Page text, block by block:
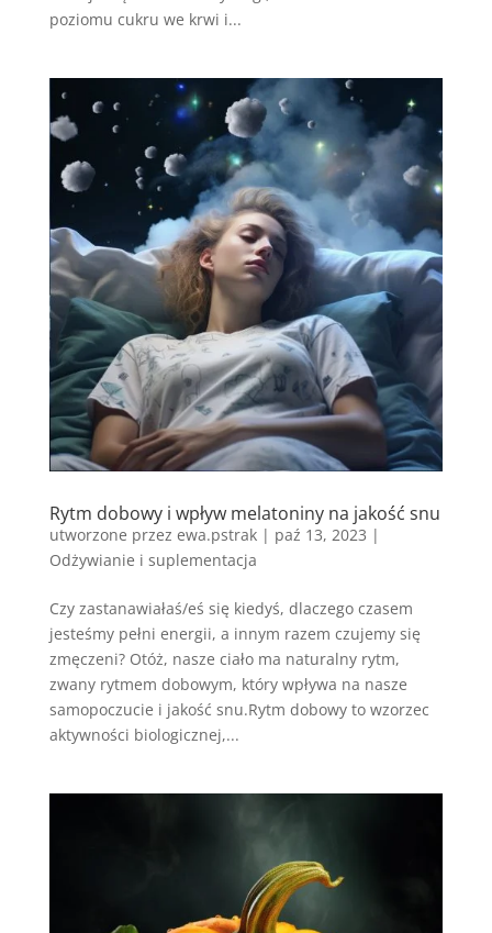
poziomu cukru we krwi i...
Rytm dobowy i wpływ melatoniny na jakość snu
utworzone przez ewa.pstrak| paź 13, 2023 |
Odżywianie i suplementacja
Czy zastanawiałaś/eś się kiedyś, dlaczego czasem
jesteśmy pełni energii, a innym razem czujemy się
zmęczeni? Otóż, nasze ciało ma naturalny rytm,
zwany rytmem dobowym, który wpływa na nasze
samopoczucie i jakość snu.Rytm dobowy to wzorzec
aktywności biologicznej,...